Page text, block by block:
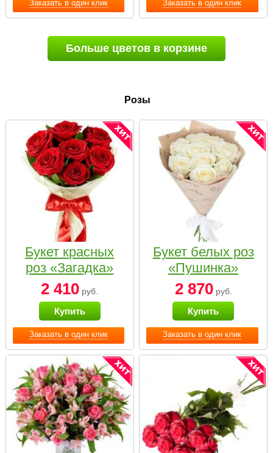
Заказать в один клик Заказать в один клик
Больше цветов в корзине
Розы
Заказать в один клик
Букет красных
роз «Загадка»
2 410 руб.
Купить
Заказать в один клик
Букет белых роз
«Пушинка»
2 870руб.
Купить